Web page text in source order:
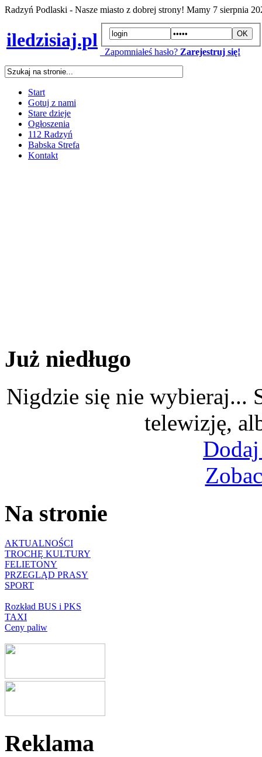
Radzyń Podlaski - Nasze miasto z dobrej strony! Mamy 7 sierpnia
iledzisiaj.pl
Zapomniałeś hasło? Zarejestruj się!
Start
Gotuj z nami
Stare dzieje
Ogłoszenia
112 Radzyń
Babska Strefa
Kontakt
Już niedługo
Nigdzie się nie wybieraj...
telewizję,
Na stronie
AKTUALNOŚCI
TROCHĘ KULTURY
FELIETONY
PRZEGLĄD PRASY
SPORT
Rozkład BUS i PKS
TAXI
Ceny paliw
Reklama